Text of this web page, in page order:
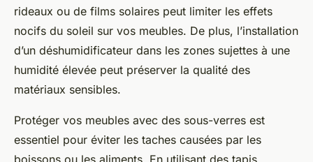
rideaux ou de films solaires peut limiter les effets
nocifs du soleil sur vos meubles. De plus, l’installation
d’un déshumidificateur dans les zones sujettes à une
humidité élevée peut préserver la qualité des
matériaux sensibles.
Protéger vos meubles avec des sous-verres est
essentiel pour éviter les taches causées par les